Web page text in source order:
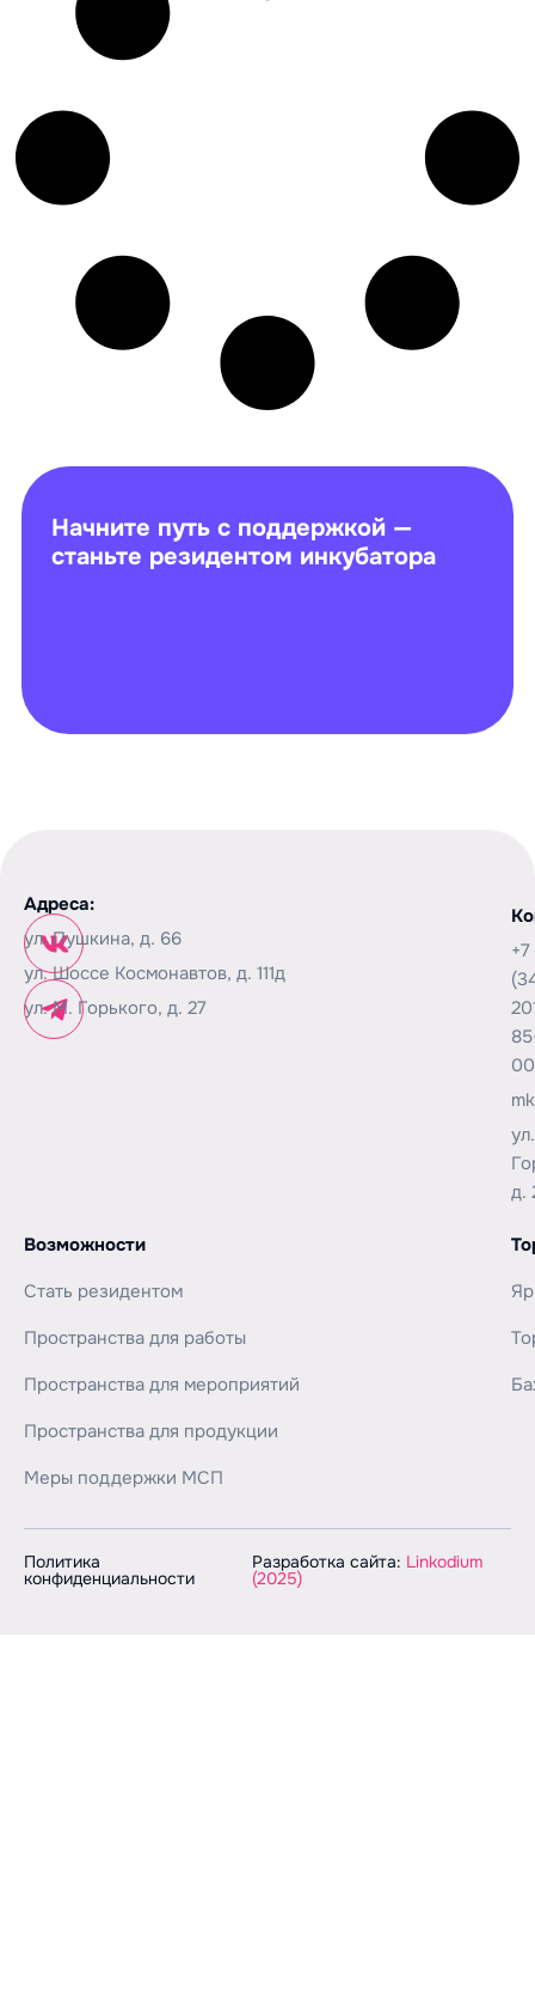
Начните путь с поддержкой —
станьте резидентом инкубатора
Адреса:
ул. Пушкина, д. 66
ул. Шоссе Космонавтов, д. 111д
ул. М. Горького, д. 27
+7
00
д.
Возможности
Стать резидентом
Пространства для работы
Пространства для мероприятий
Пространства для продукции
Меры поддержки МСП
Политика
конфиденциальности
Разработка сайта: Linkodium
(2025)